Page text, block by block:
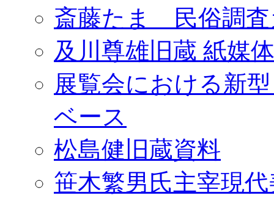
斎藤たま 民俗調査
及川尊雄旧蔵 紙媒
展覧会における新
ベース
松島健旧蔵資料
笹木繁男氏主宰現